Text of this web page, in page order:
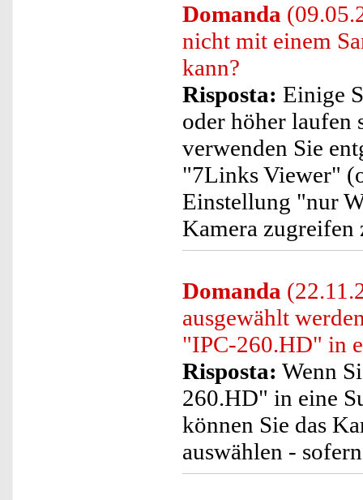
Domanda
nicht mit einem
kann?
Risposta: Einige
oder höher
verwenden Sie
"7Links Viewer"
Einstellung "nur
Kamera zugreifen
Domanda
ausgewählt
"IPC-260.HD" in
Risposta: Wenn
260.HD" in eine
können Sie das
auswählen -